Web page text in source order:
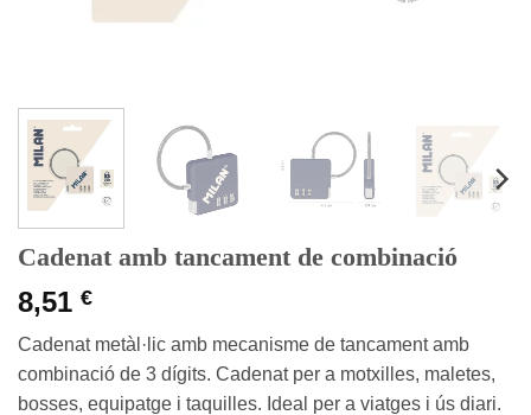
Cadenat amb tancament de combinació
8,51 €
Cadenat metàl·lic amb mecanisme de tancament amb
combinació de 3 dígits. Cadenat per a motxilles, maletes,
bosses, equipatge i taquilles. Ideal per a viatges i ús diari.